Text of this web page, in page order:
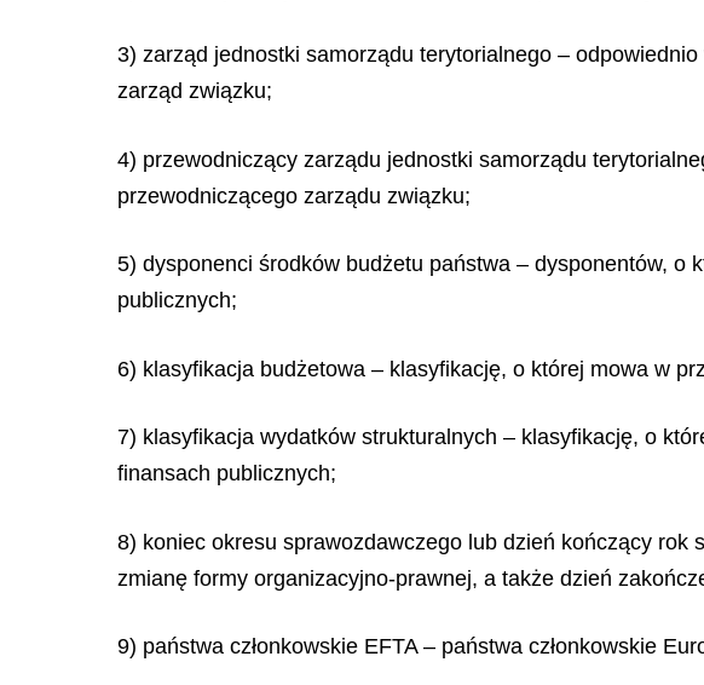
3) zarząd jednostki samorządu terytorialnego –
zarząd związku;
4) przewodniczący zarządu jednostki samorządu
przewodniczącego zarządu związku;
5) dysponenci środków budżetu państwa – dysponentów, o
publicznych;
6) klasyfikacja budżetowa – klasyfikację, o której mowa w
7) klasyfikacja wydatków strukturalnych – klasyfikację, o
finansach publicznych;
8) koniec okresu sprawozdawczego lub dzień kończący
zmianę formy organizacyjno-prawnej, a także dzień
9) państwa członkowskie EFTA – państwa członkowskie